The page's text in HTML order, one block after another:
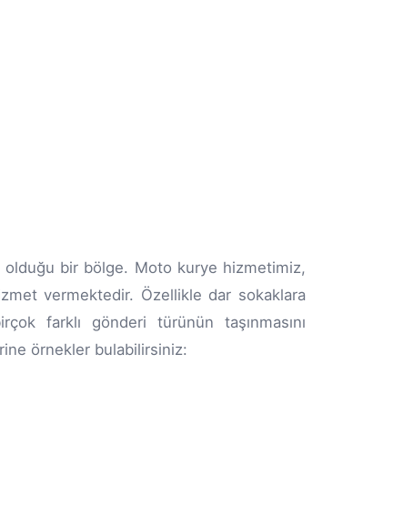
olduğu bir bölge. Moto kurye hizmetimiz,
vermektedir. Özellikle dar sokaklara
farklı gönderi türünün taşınmasını
örnekler bulabilirsiniz: